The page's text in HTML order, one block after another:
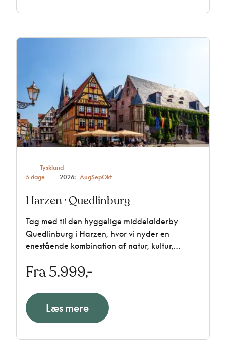
Tyskland
5 dage
2026: AugSepOkt
Harzen · Quedlinburg
Tag med til den hyggelige middelalderby
Quedlinburg i Harzen, hvor vi nyder en
enestående kombination af natur, kultur,
hotel centralt i byen, og udflugterne byder på
UNESCO's Verdensarvsliste.
Fra 5.999,-
Læs mere